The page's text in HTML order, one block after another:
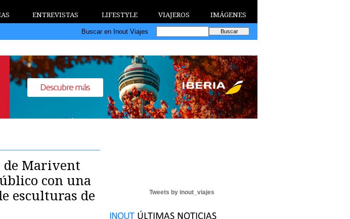
ENTREVISTAS LIFESTYLE VIAJEROS IMÁGENES
Buscar en Inout Viajes
de Marivent
con una
esculturas de
Tweets by inout_viajes